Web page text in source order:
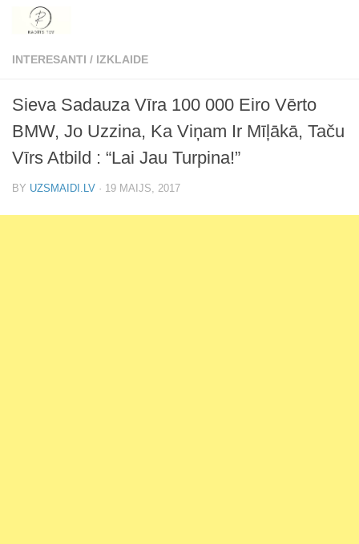
Skip to content
INTERESANTI / IZKLAIDE
Sieva Sadauza Vīra 100 000 Eiro Vērto
BMW, Jo Uzzina, Ka Viņam Ir Mīļākā, Taču
Vīrs Atbild : “Lai Jau Turpina!”
BY UZSMAIDI.LV · 19 MAIJS, 2017